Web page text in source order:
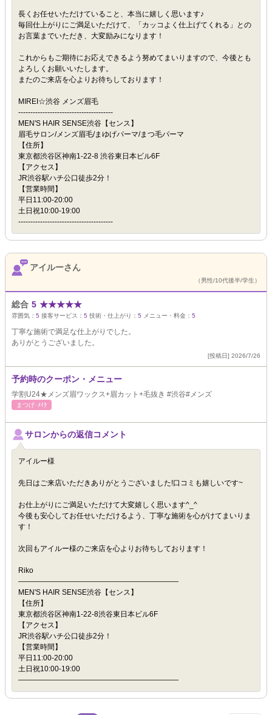
長くお任せいただけていること、本当に嬉しく思います♪
毎回仕上がりにご満足いただけて、「カッコよく仕上げてくれる」との
お言葉までいただき、大変励みになります！
これからもご期待にお応えできるよう努めてまいりますので、今後とも
よろしくお願いいたします。
またのご来店を心よりお待ちしております！
MIREI☆渋谷 メンズ眉毛
---------------------------------------
MEN'S HAIR SENSE渋谷【センス】
眉毛サロン/メンズ眉毛/まゆげパーマ/まつ毛パーマ
【住所】
東京都渋谷区神南1-22-8 渋谷東日本ビル6F
【アクセス】
JR渋谷駅ハチ公口徒歩2分！
【営業時間】
平日11:00-20:00
土日祝10:00-19:00
---------------------------------------
アイルーさん
（男性/10代後半/学生）
総合 5 ★★★★★
雰囲気： 5 接客サービス： 5 技術・仕上がり： 5 メニュー・料金： 5
丁寧な施術で満足な仕上がりでした。
ありがとうございました。
[投稿日] 2026/7/26
予約時のクーポン・メニュー
学割U24★メンズ眉ワックス+眉カット+毛抜き #渋谷#メンズ
まつげ･ﾒｲｸ
サロンからの返信コメント
アイルー様
先日はご来店いただきありがとうございました!口コミも嬉しいです~
お仕上がりにご満足いただけて大変嬉しく思います^_^
今後も安心してお任せいただけるよう、丁寧な施術を心がけてまいりま
す！
次回もアイルー様のご来店を心よりお待ちしております！
Riko
――――――――――――――――――――――
MEN'S HAIR SENSE渋谷【センス】
【住所】
東京都渋谷区神南1-22-8渋谷東日本ビル6F
【アクセス】
JR渋谷駅ハチ公口徒歩2分！
【営業時間】
平日11:00-20:00
土日祝10:00-19:00
――――――――――――――――――――――